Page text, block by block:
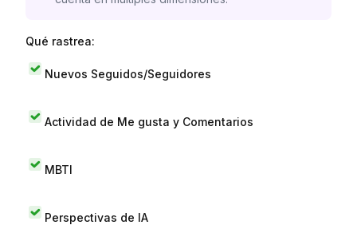
Qué rastrea:
Nuevos Seguidos/Seguidores
Actividad de Me gusta y Comentarios
MBTI
Perspectivas de IA